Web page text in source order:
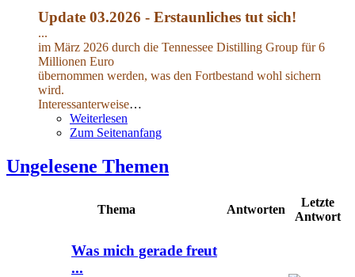
Update 03.2026 - Erstaunliches tut sich!
...
im März 2026 durch die Tennessee Distilling Group für 6
Millionen Euro
übernommen werden, was den Fortbestand wohl sichern
wird.
Interessanterweise…
Weiterlesen
Zum Seitenanfang
Ungelesene Themen
Thema Antworten
Letzte
Antwort
Was mich gerade freut
...